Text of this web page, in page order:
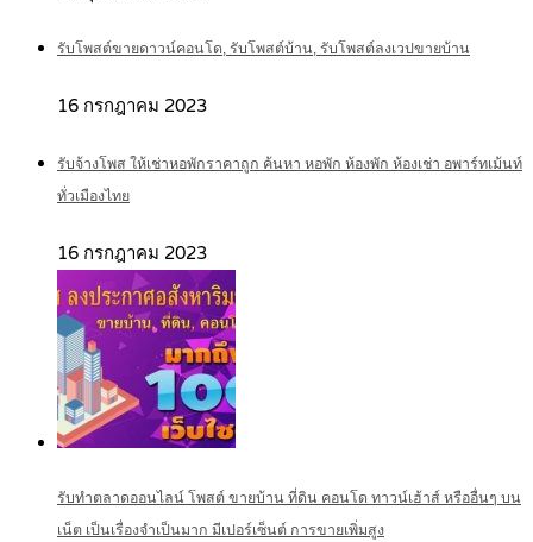
รับโพสต์ขายดาวน์คอนโด, รับโพสต์บ้าน, รับโพสต์ลงเวปขายบ้าน
16 กรกฎาคม 2023
รับจ้างโพส ให้เช่าหอพักราคาถูก ค้นหา หอพัก ห้องพัก ห้องเช่า อพาร์ทเม้นท์
ทั่วเมืองไทย
16 กรกฎาคม 2023
รับทำตลาดออนไลน์ โพสต์ ขายบ้าน ที่ดิน คอนโด ทาวน์เฮ้าส์ หรืออื่นๆ บน
เน็ต เป็นเรื่องจำเป็นมาก มีเปอร์เซ็นต์ การขายเพิ่มสูง